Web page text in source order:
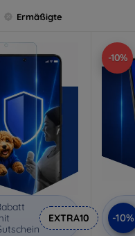
Ermäßigte
EXTRA10
-10%
-10%